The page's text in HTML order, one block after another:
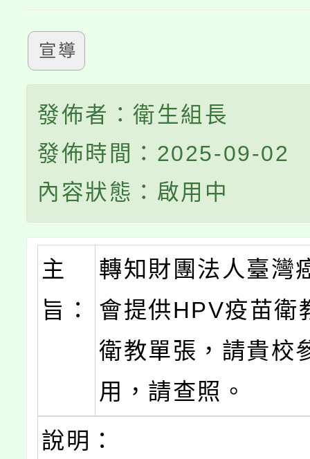
宣導
發佈者：衛生組長
發佈時間：2025-09-02
內容狀態：啟用中
主
旨：
轉知財團法人臺灣
會提供HPV疫苗衛
衛教單張，請貴校
用，請查照。
說明：